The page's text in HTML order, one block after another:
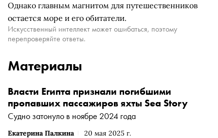
Однако главным магнитом для путешественников
остается море и его обитатели.
Искусственный интеллект может ошибаться, поэтому
перепроверяйте ответы.
Материалы
Екатерина Палкина 20 мая 2025 г.
Власти Египта признали погибшими
пропавших пассажиров яхты Sea Story
Судно затонуло в ноябре 2024 года